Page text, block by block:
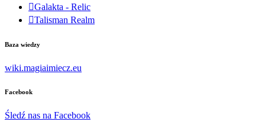
Galakta - Relic
Talisman Realm
Baza wiedzy
wiki.magiaimiecz.eu
Facebook
Śledź nas na Facebook